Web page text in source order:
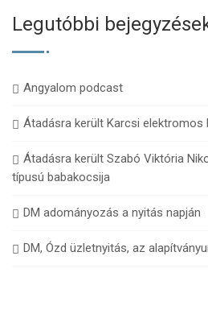
Legutóbbi
Angyalom podcast
Átadásra került Karcsi elektromos
Átadásra került Szabó Viktória
típusú babakocsija
DM adományozás a nyitás napján
DM, Ózd üzletnyitás, az